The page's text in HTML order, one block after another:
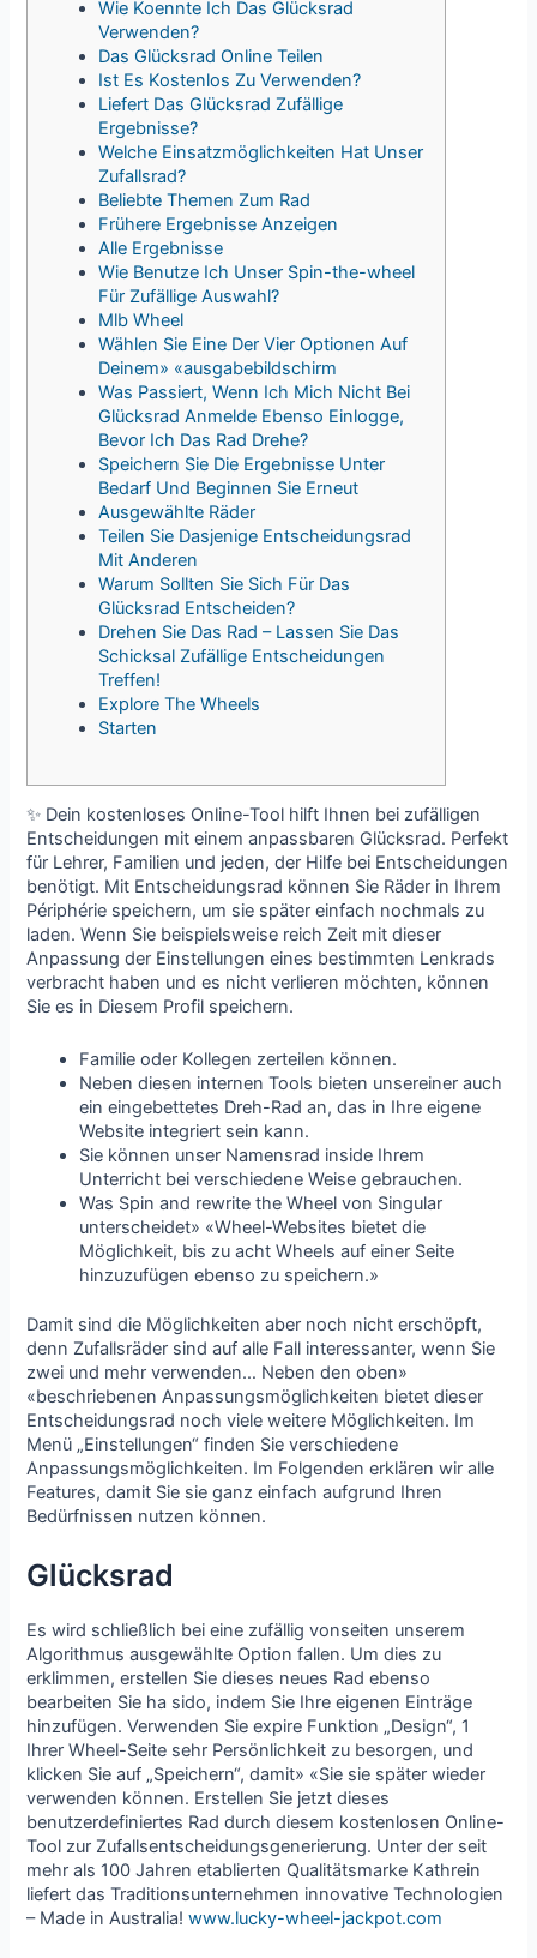
Wie Koennte Ich Das Glücksrad
Verwenden?
Das Glücksrad Online Teilen
Ist Es Kostenlos Zu Verwenden?
Liefert Das Glücksrad Zufällige
Ergebnisse?
Welche Einsatzmöglichkeiten Hat Unser
Zufallsrad?
Beliebte Themen Zum Rad
Frühere Ergebnisse Anzeigen
Alle Ergebnisse
Wie Benutze Ich Unser Spin-the-wheel
Für Zufällige Auswahl?
Mlb Wheel
Wählen Sie Eine Der Vier Optionen Auf
Deinem» «ausgabebildschirm
Was Passiert, Wenn Ich Mich Nicht Bei
Glücksrad Anmelde Ebenso Einlogge,
Bevor Ich Das Rad Drehe?
Speichern Sie Die Ergebnisse Unter
Bedarf Und Beginnen Sie Erneut
Ausgewählte Räder
Teilen Sie Dasjenige Entscheidungsrad
Mit Anderen
Warum Sollten Sie Sich Für Das
Glücksrad Entscheiden?
Drehen Sie Das Rad – Lassen Sie Das
Schicksal Zufällige Entscheidungen
Treffen!
Explore The Wheels
Starten
✨ Dein kostenloses Online-Tool hilft Ihnen bei zufälligen
Entscheidungen mit einem anpassbaren Glücksrad. Perfekt
für Lehrer, Familien und jeden, der Hilfe bei Entscheidungen
benötigt. Mit Entscheidungsrad können Sie Räder in Ihrem
Périphérie speichern, um sie später einfach nochmals zu
laden. Wenn Sie beispielsweise reich Zeit mit dieser
Anpassung der Einstellungen eines bestimmten Lenkrads
verbracht haben und es nicht verlieren möchten, können
Sie es in Diesem Profil speichern.
Familie oder Kollegen zerteilen können.
Neben diesen internen Tools bieten unsereiner auch
ein eingebettetes Dreh-Rad an, das in Ihre eigene
Website integriert sein kann.
Sie können unser Namensrad inside Ihrem
Unterricht bei verschiedene Weise gebrauchen.
Was Spin and rewrite the Wheel von Singular
unterscheidet» «Wheel-Websites bietet die
Möglichkeit, bis zu acht Wheels auf einer Seite
hinzuzufügen ebenso zu speichern.»
Damit sind die Möglichkeiten aber noch nicht erschöpft,
denn Zufallsräder sind auf alle Fall interessanter, wenn Sie
zwei und mehr verwenden… Neben den oben»
«beschriebenen Anpassungsmöglichkeiten bietet dieser
Entscheidungsrad noch viele weitere Möglichkeiten. Im
Menü „Einstellungen“ finden Sie verschiedene
Anpassungsmöglichkeiten. Im Folgenden erklären wir alle
Features, damit Sie sie ganz einfach aufgrund Ihren
Bedürfnissen nutzen können.
Glücksrad
Es wird schließlich bei eine zufällig vonseiten unserem
Algorithmus ausgewählte Option fallen. Um dies zu
erklimmen, erstellen Sie dieses neues Rad ebenso
bearbeiten Sie ha sido, indem Sie Ihre eigenen Einträge
hinzufügen. Verwenden Sie expire Funktion „Design“, 1
Ihrer Wheel-Seite sehr Persönlichkeit zu besorgen, und
klicken Sie auf „Speichern“, damit» «Sie sie später wieder
verwenden können. Erstellen Sie jetzt dieses
benutzerdefiniertes Rad durch diesem kostenlosen Online-
Tool zur Zufallsentscheidungsgenerierung. Unter der seit
mehr als 100 Jahren etablierten Qualitätsmarke Kathrein
liefert das Traditionsunternehmen innovative Technologien
– Made in Australia!www.lucky-wheel-jackpot.com